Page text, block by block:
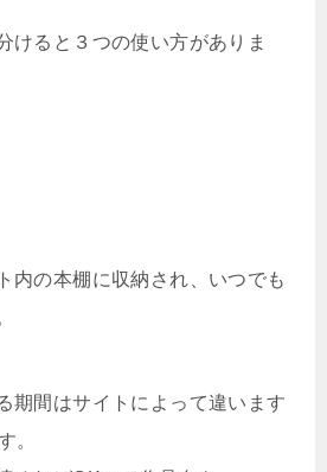
けると３つの使い方がありま
内の本棚に収納され、いつでも
期間はサイトによって違います
。